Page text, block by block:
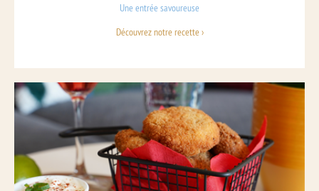
Une entrée savoureuse
Découvrez notre recette ›